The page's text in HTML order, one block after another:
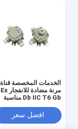
الخدمات المخصصة قناة
مرنة مضادة للانفجار Ex
Db IIC T6 Gb مناسبة
افضل سعر